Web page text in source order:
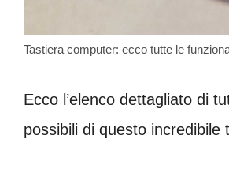
Tastiera computer: ecco tutte le
Ecco l’elenco dettagliato di
possibili di questo incredibile